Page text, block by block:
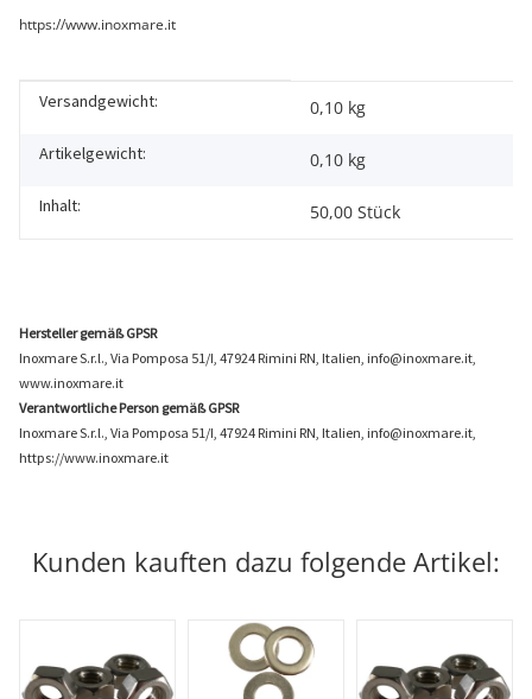
https://www.inoxmare.it
Produkteigenschaft
Wert
Versandgewicht: 0,10 kg
Artikelgewicht: 0,10 kg
Inhalt: 50,00 Stück
Hersteller gemäß GPSR
Inoxmare S.r.l., Via Pomposa 51/I, 47924 Rimini RN, Italien, info@inoxmare.it,
www.inoxmare.it
Verantwortliche Person gemäß GPSR
Inoxmare S.r.l., Via Pomposa 51/I, 47924 Rimini RN, Italien, info@inoxmare.it,
https://www.inoxmare.it
Kunden kauften dazu folgende Artikel: